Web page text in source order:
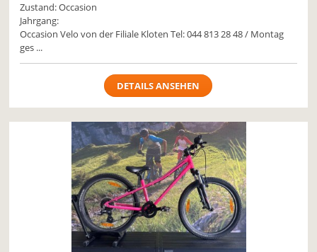
Zustand: Occasion
Jahrgang:
Occasion Velo von der Filiale Kloten Tel: 044 813 28 48 / Montag
ges ...
DETAILS ANSEHEN